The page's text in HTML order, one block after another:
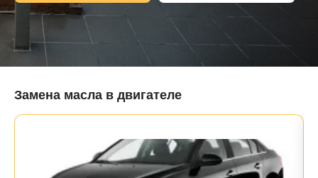
Замена масла в двигателе